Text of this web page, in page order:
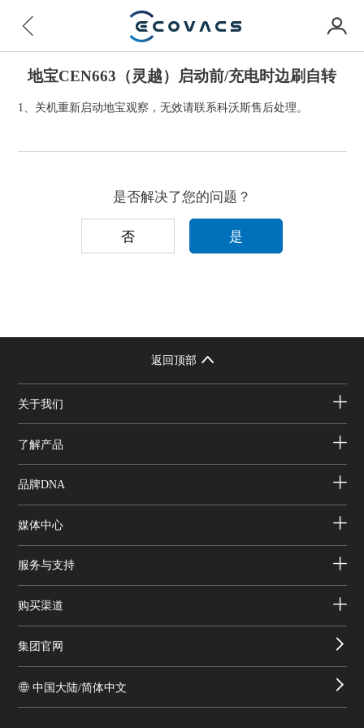
地宝CEN663（灵越）启动前/充电时边刷自转
1、关机重新启动地宝观察，无效请联系科沃斯售后处理。
是否解决了您的问题？
否 是
返回顶部
关于我们
了解产品
品牌DNA
媒体中心
服务与支持
购买渠道
集团官网
中国大陆/简体中文